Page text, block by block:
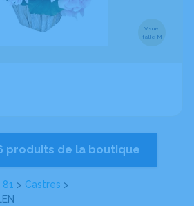
> Castres >
Visuel
taille M
produits de la boutique